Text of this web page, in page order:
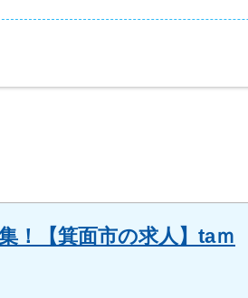
！【箕面市の求人】taｍ